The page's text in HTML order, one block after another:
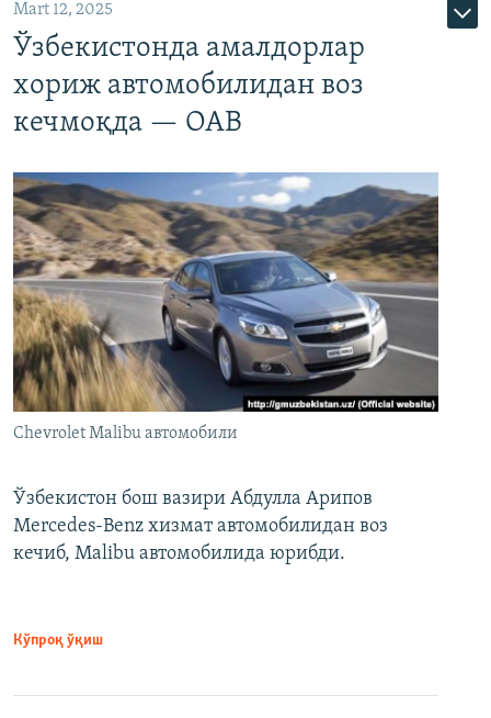
Mart 12, 2025
Ўзбекистонда амалдорлар
хориж автомобилидан воз
кечмоқда — ОАВ
Chevrolet Malibu автомобили
Ўзбекистон бош вазири Абдулла Арипов
Mercedes-Benz хизмат автомобилидан воз
кечиб, Malibu автомобилида юрибди.
Кўпроқ ўқиш